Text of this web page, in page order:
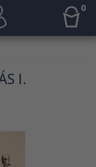
0
I.